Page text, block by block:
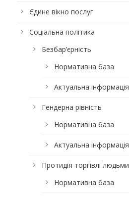
Єдине вікно послуг
Соціальна політика
Безбар’єрність
Нормативна база
Актуальна інформація
Гендерна рівність
Нормативна база
Актуальна інформація
Протидія торгівлі людьми
Нормативна база